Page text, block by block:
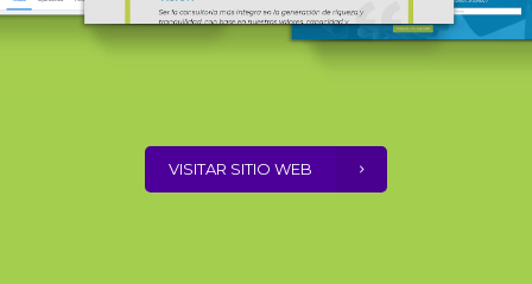
VISITAR SITIO WEB